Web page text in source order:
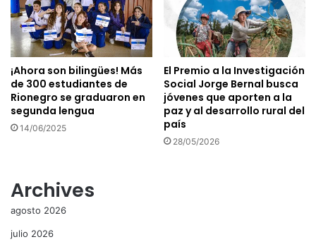
¡Ahora son bilingües! Más
de 300 estudiantes de
Rionegro se graduaron en
segunda lengua
14/06/2025
El Premio a la Investigación
Social Jorge Bernal busca
jóvenes que aporten a la
paz y al desarrollo rural del
país
28/05/2026
Archives
agosto 2026
julio 2026